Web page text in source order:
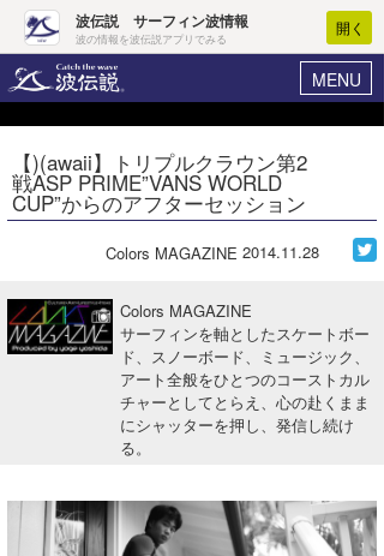
波伝説 サーフィン波情報
波の情報を波伝説アプリでみる
開く
MENU
ヘルプ マイホーム
ログイン
WAVE HUNTER波予想ツール
会員メニュー
【)(awaii】トリプルクラウン第2
戦ASP PRIME”VANS WORLD
CUP”からのアフターセッション
Colors MAGAZINE 2014.11.28
Colors MAGAZINE
サーフィンを軸としたスケートボー
ド、スノーボード、ミュージック、
アート全般をひとつのコーストカル
チャーとしてとらえ、心の赴くまま
にシャッターを押し、発信し続け
る。
Core Surf Japan
コンテスト
ファッション/グッズ
アート＆エンタメ
コラム
ショップ情報
ショップ情報
ウラナミ